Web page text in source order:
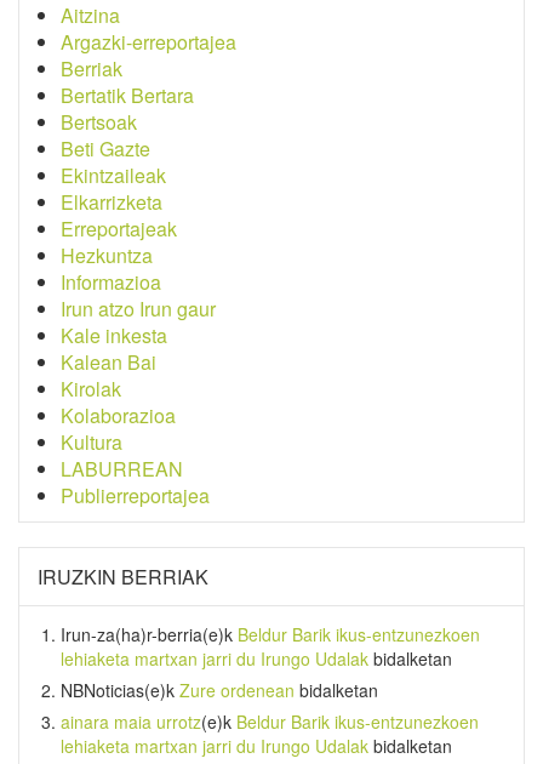
Aitzina
Argazki-erreportajea
Berriak
Bertatik Bertara
Bertsoak
Beti Gazte
Ekintzaileak
Elkarrizketa
Erreportajeak
Hezkuntza
Informazioa
Irun atzo Irun gaur
Kale inkesta
Kalean Bai
Kirolak
Kolaborazioa
Kultura
LABURREAN
Publierreportajea
IRUZKIN BERRIAK
Irun-za(ha)r-berria(e)k Beldur Barik ikus-entzunezkoen
lehiaketa martxan jarri du Irungo Udalak bidalketan
NBNoticias(e)k Zure ordenean bidalketan
ainara maia urrotz(e)k Beldur Barik ikus-entzunezkoen
lehiaketa martxan jarri du Irungo Udalak bidalketan